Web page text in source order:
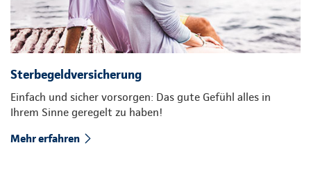
Sterbegeldversicherung
Einfach und sicher vorsorgen: Das gute Gefühl alles in
Ihrem Sinne geregelt zu haben!
Mehr erfahren